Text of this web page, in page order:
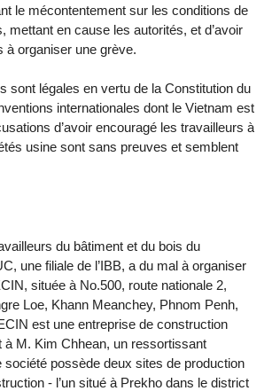
le mécontentement sur les conditions de
mettant en cause les autorités, et d’avoir
à organiser une grève.
sont légales en vertu de la Constitution du
internationales dont le Vietnam est
d’avoir encouragé les travailleurs à
usine sont sans preuves et semblent
du bâtiment et du bois du
une filiale de l’IBB, a du mal à organiser
située à No.500, route nationale 2,
Loe, Khann Meanchey, Phnom Penh,
est une entreprise de construction
à M. Kim Chhean, un ressortissant
société possède deux sites de production
- l’un situé à Prekho dans le district